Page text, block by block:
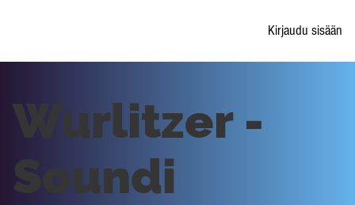
Kirjaudu sisään
Wurlitzer -
Soundi